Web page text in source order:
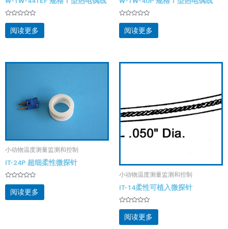
评
分
&sol;
阅读更多
评
分
&sol;
阅读更多
小动物温度测量监测和控制
IT-24P 超细柔性微探针
评
分
&sol;
阅读更多
小动物温度测量监测和控制
IT-14柔性可植入微探针
评
分
&sol;
阅读更多